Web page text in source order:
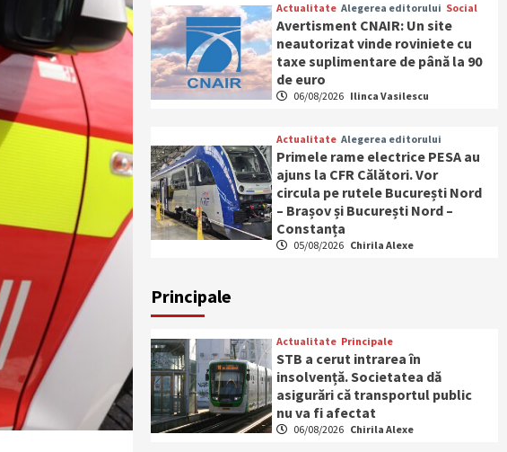
Actualitate Alegerea editorului Social
Avertisment CNAIR: Un site
neautorizat vinde roviniete cu
taxe suplimentare de până la 90
de euro
06/08/2026 Ilinca Vasilescu
Actualitate Alegerea editorului
Primele rame electrice PESA au
ajuns la CFR Călători. Vor
circula pe rutele București Nord
– Brașov și București Nord –
Constanța
05/08/2026 Chirila Alexe
Principale
Actualitate Principale
STB a cerut intrarea în
insolvență. Societatea dă
asigurări că transportul public
nu va fi afectat
06/08/2026 Chirila Alexe